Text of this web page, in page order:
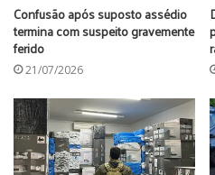
Confusão após suposto assédio
termina com suspeito gravemente
ferido
21/07/2026